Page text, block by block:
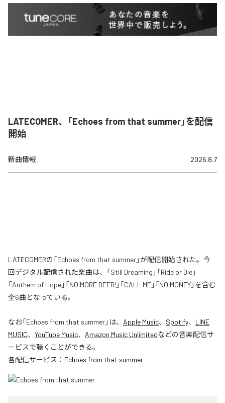
LATECOMER、「Echoes from that summer」を配信
開始
新曲情報 2026.8.7
LATECOMERの「Echoes from that summer」が配信開始された。今
回デジタル配信された楽曲は、「Still Dreaming」「Ride or Die」
「Anthem of Hope」「NO MORE BEER!」「CALL ME」「NO MONEY」を含む
全6曲となっている。
なお「Echoes from that summer」は、 Apple Music、 Spotify、 LINE
MUSIC、 YouTube Music、 Amazon Music Unlimitedなどの音楽配信サ
ービスで聴くことができる。
各配信サービス： Echoes from that summer